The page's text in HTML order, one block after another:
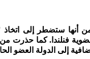
ستضطر إلى اتخاذ
عضوية فنلندا. كما حذرت
إلى الدولة العضو